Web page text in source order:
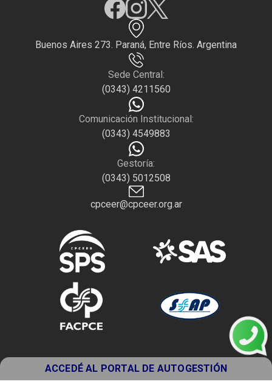
Buenos Aires 273. Paraná, Entre Ríos. Argentina
Sede Central:
(0343) 4211560
Comunicación Institucional:
(0343) 4549883
Gestoría:
(0343) 5012508
cpceer@cpceer.org.ar
ACCEDÉ AL PORTAL DE AUTOGESTIÓN